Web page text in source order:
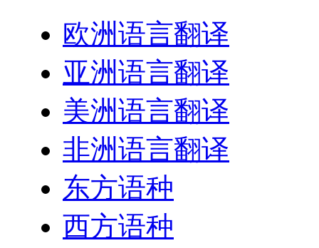
欧洲语言翻译
亚洲语言翻译
美洲语言翻译
非洲语言翻译
东方语种
西方语种